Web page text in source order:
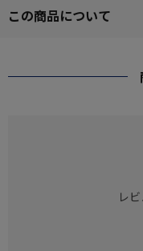
この商品について
レ